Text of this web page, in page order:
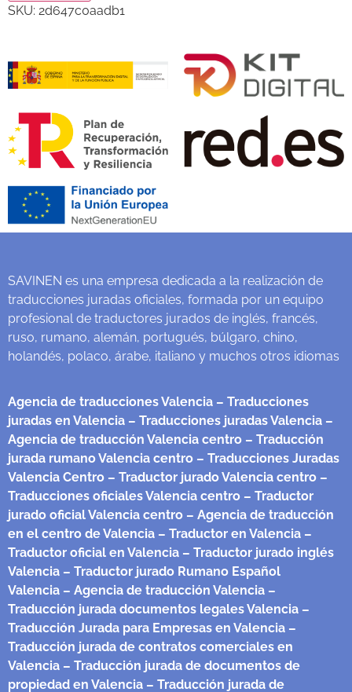
SKU: 2d647c0aadb1
SAVINEN es una empresa dedicada a la realización de
traducciones juradas oficiales, formada por un equipo
profesional de traductores jurados de inglés, francés,
ruso, rumano, alemán, portugués, búlgaro, chino,
holandés, polaco, árabe, italiano y muchos otros idiomas
Agencia de traducciones Valencia – Traducciones
juradas en Valencia – Traducciones juradas Valencia –
Agencia de traducción Valencia centro – Traducción
jurada rumano Valencia centro – Traducciones Juradas
Valencia Centro – Traductor jurado Valencia centro –
Traducciones oficiales Valencia centro – Traductor
jurado oficial Valencia centro – Agencia de traducción
en el centro de Valencia – Traductor en Valencia –
Traductor oficial en Valencia – Traductor jurado inglés
Valencia – Traductor jurado Rumano Español
Valencia – Agencia de traducción Valencia –
Traducción jurada documentos legales Valencia –
Traducción Jurada para Empresas en Valencia –
Traducción jurada de contratos comerciales en
Valencia – Traducción jurada de documentos de
propiedad en Valencia – Traducción jurada de